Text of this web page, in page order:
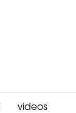
videos